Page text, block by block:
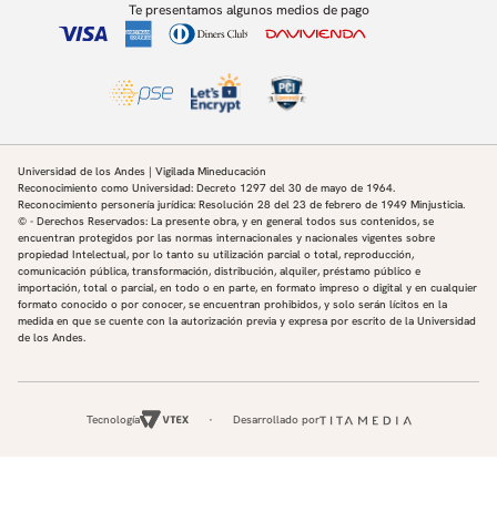
Te presentamos algunos medios de pago
Universidad de los Andes | Vigilada Mineducación
Reconocimiento como Universidad: Decreto 1297 del 30 de mayo de 1964.
Reconocimiento personería jurídica: Resolución 28 del 23 de febrero de 1949 Minjusticia.
© - Derechos Reservados: La presente obra, y en general todos sus contenidos, se
encuentran protegidos por las normas internacionales y nacionales vigentes sobre
propiedad Intelectual, por lo tanto su utilización parcial o total, reproducción,
comunicación pública, transformación, distribución, alquiler, préstamo público e
importación, total o parcial, en todo o en parte, en formato impreso o digital y en cualquier
formato conocido o por conocer, se encuentran prohibidos, y solo serán lícitos en la
medida en que se cuente con la autorización previa y expresa por escrito de la Universidad
de los Andes.
Tecnología Desarrollado por